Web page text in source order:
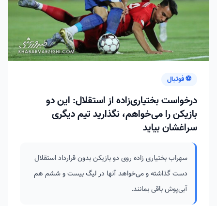
⚽ فوتبال
درخواست بختیاری‌زاده از استقلال: این دو
بازیکن را می‌خواهم، نگذارید تیم دیگری
سراغشان بیاید
سهراب بختیاری زاده روی دو بازیکن بدون قرارداد استقلال
دست گذاشته و می‌خواهد آنها در لیگ بیست و ششم هم
آبی‌پوش باقی بمانند.